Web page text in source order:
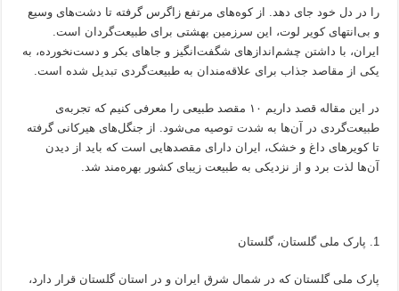
را در دل خود جای دهد. از کوه‌های مرتفع زاگرس گرفته تا دشت‌های وسیع
و بی‌انتهای کویر لوت، این سرزمین بهشتی برای طبیعت‌گردان است.
ایران، با داشتن چشم‌اندازهای شگفت‌انگیز و جاهای بکر و دست‌نخورده، به
یکی از مقاصد جذاب برای علاقه‌مندان به طبیعت‌گردی تبدیل شده است.
در این مقاله قصد داریم ۱۰ مقصد طبیعی را معرفی کنیم که تجربه‌ی
طبیعت‌گردی در آن‌ها به شدت توصیه می‌شود. از جنگل‌های هیرکانی گرفته
تا کویرهای داغ و خشک، ایران دارای مقصدهایی است که باید از دیدن
آن‌ها لذت برد و از نزدیکی به طبیعت زیبای کشور بهره‌مند شد.
پارک ملی گلستان، گلستان
پارک ملی گلستان که در شمال شرق ایران و در استان گلستان قرار دارد،